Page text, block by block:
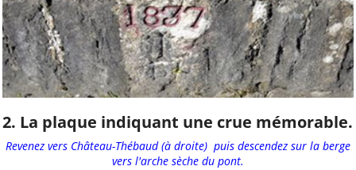
Tags
ALCT
Ecole
2. La plaque indiquant une crue mémorable.
Revenez vers Château-Thébaud (à droite) puis descendez sur la berge
vers l'arche sèche du pont.